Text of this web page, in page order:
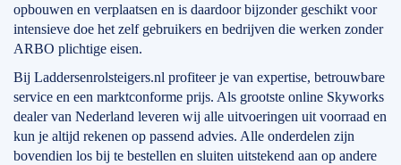
opbouwen en verplaatsen en is daardoor bijzonder geschikt voor
intensieve doe het zelf gebruikers en bedrijven die werken zonder
ARBO plichtige eisen.
Bij Laddersenrolsteigers.nl profiteer je van expertise, betrouwbare
service en een marktconforme prijs. Als grootste online Skyworks
dealer van Nederland leveren wij alle uitvoeringen uit voorraad en
kun je altijd rekenen op passend advies. Alle onderdelen zijn
bovendien los bij te bestellen en sluiten uitstekend aan op andere